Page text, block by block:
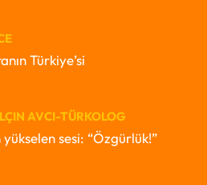
Türkiye’si
AVCI-TÜRKOLOG
yükselen sesi: “Özgürlük!”